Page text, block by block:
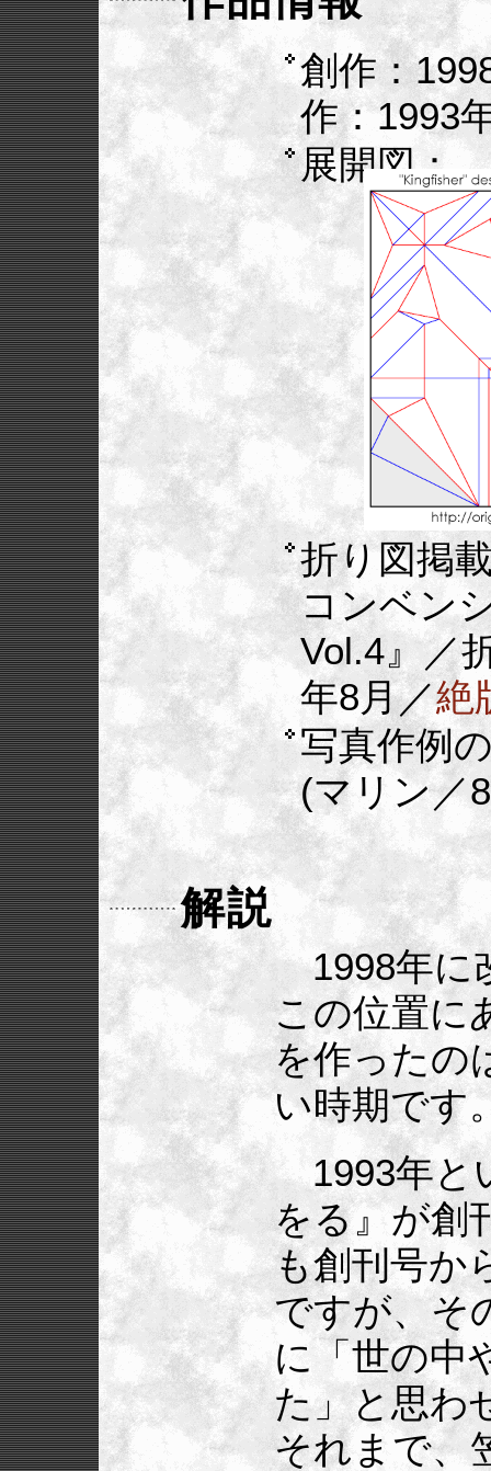
創作：
作：1993
展開図：
折り図掲
コンベン
Vol.4』／
年8月／絶
写真作例
(マリン／
解説
1998年に
この位置に
を作ったの
い時期です
1993年と
をる』が創
も創刊号か
ですが、そ
に「世の中
た」と思わ
それまで、